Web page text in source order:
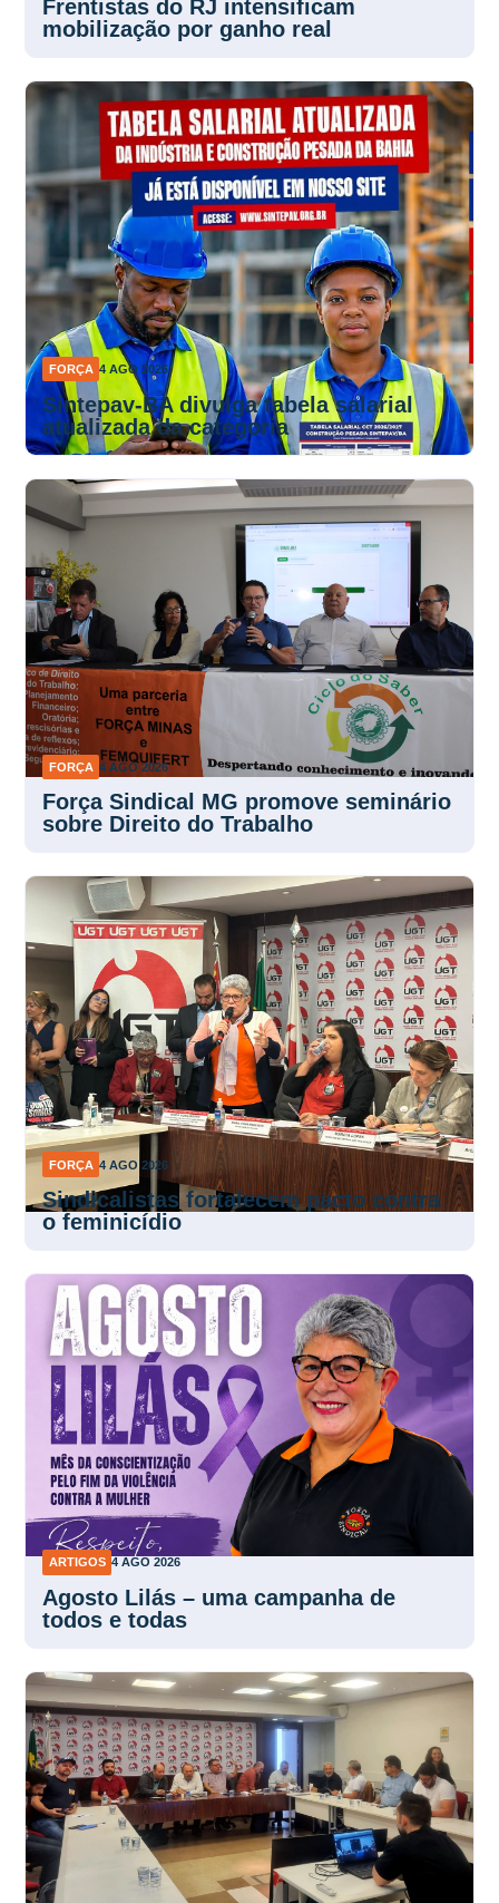
Frentistas do RJ intensificam
mobilização por ganho real
FORÇA 4 AGO 2026
Sintepav-BA divulga tabela salarial
atualizada da categoria
FORÇA 4 AGO 2026
Força Sindical MG promove seminário
sobre Direito do Trabalho
FORÇA 4 AGO 2026
Sindicalistas fortalecem pacto contra
o feminicídio
ARTIGOS 4 AGO 2026
Agosto Lilás – uma campanha de
todos e todas